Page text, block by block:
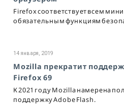
Firefox соответствует всем
обязательным функциям
14 января, 2019
Mozilla прекратит
Firefox 69
К 2021 году Mozilla намерена
поддержку Adobe Flash.